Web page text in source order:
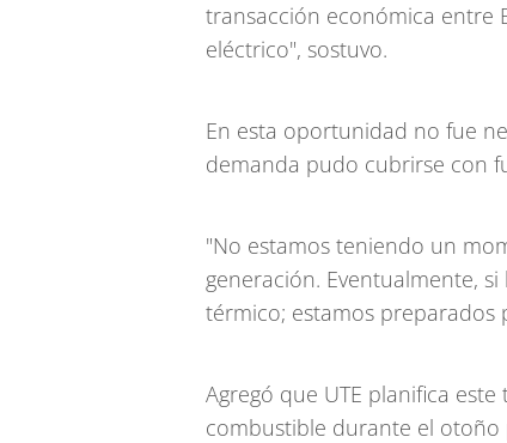
transacción económica entre
eléctrico", sostuvo.
En esta oportunidad no fue
demanda pudo cubrirse con
"No estamos teniendo un
generación. Eventualmente,
térmico; estamos preparados
Agregó que UTE planifica
combustible durante el